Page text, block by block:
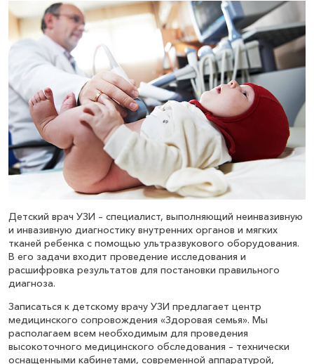
1 700₽
Записаться
УЗИ гемангиомы у детей
1 400 ₽
Записаться
УЗИ вилочковой железы у детей
Записаться
УЗИ грудных желез ребёнку
Записаться
УЗИ брюшной полости детям
(поджелудочная железа, печень, желчный
пузырь, селезенка)
1 900
Записаться
Детский врач УЗИ – специалист, выполняющий неинвазивную
и инвазивную диагностику внутренних органов и мягких
тканей ребенка с помощью ультразвукового оборудования.
В его задачи входит проведение исследования и
расшифровка результатов для постановки правильного
диагноза.
Записаться к детскому врачу УЗИ предлагает центр
медицинского сопровождения «Здоровая семья». Мы
располагаем всем необходимым для проведения
высокоточного медицинского обследования – технически
оснащенными кабинетами, современной аппаратурой,